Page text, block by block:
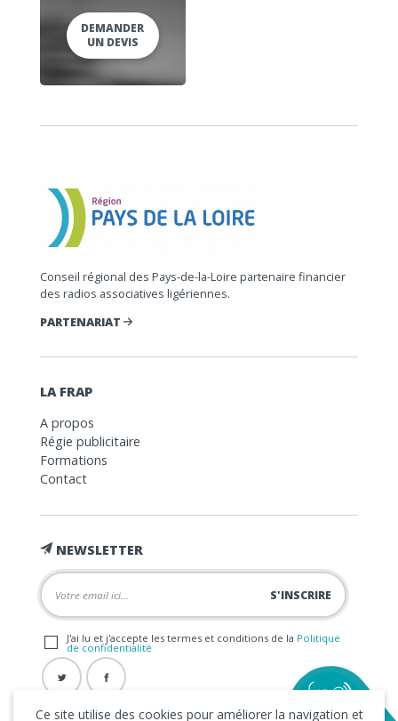
DEMANDER
UN DEVIS
Conseil régional des Pays-de-la-Loire partenaire financier
des radios associatives ligériennes.
PARTENARIAT
LA FRAP
A propos
Régie publicitaire
Formations
Contact
NEWSLETTER
J'ai lu et j'accepte les termes et conditions de la Politique
de confidentialité
Ce site utilise des cookies pour améliorer la navigation et